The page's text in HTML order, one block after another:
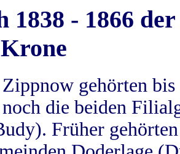
1838 - 1866
gehörten
die beiden
Früher